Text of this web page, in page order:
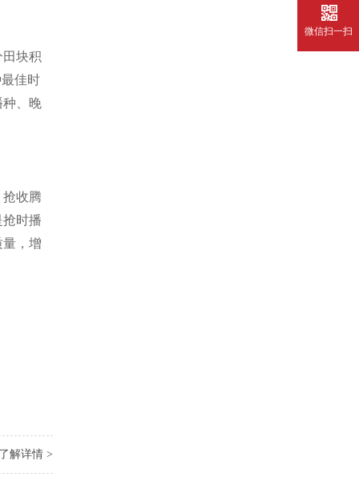
块积
佳时
种、晚
抢收腾
时播
，增
解详情 >
微信扫一扫